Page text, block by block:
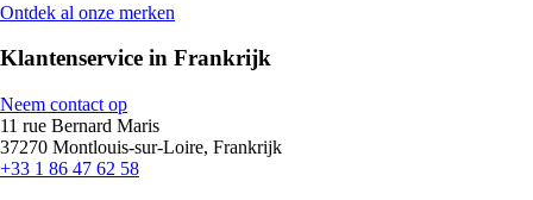
Ontdek al onze merken
Klantenservice in Frankrijk
Neem contact op
11 rue Bernard Maris
37270 Montlouis-sur-Loire, Frankrijk
+33 1 86 47 62 58